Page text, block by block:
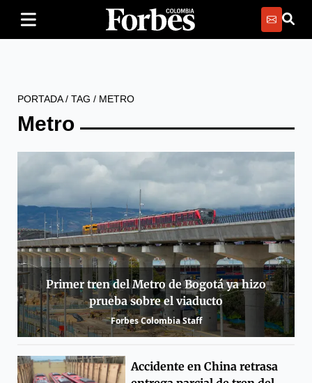
PORTADA/ TAG / METRO
Metro
Primer tren del Metro de Bogotá ya hizo
prueba sobre el viaducto
Forbes Colombia Staff
Accidente en China retrasa